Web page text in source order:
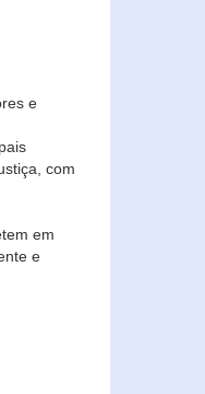
e
com
em
e